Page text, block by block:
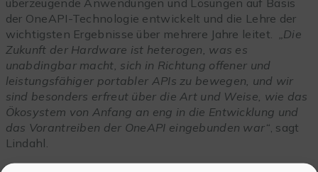
der OneAPI-Technologie entwickelt und die Lehre der
wichtigsten Ergebnisse über mehrere Jahre leitet.
„Die
Zukunft der Hardware ist heterogen, was es
unabdingbar macht, sich in Richtung offener und
leistungsfähiger portabler APIs zu bewegen, und wir
sind besonders erfreut über die Art und Weise, wie das
Ökosystem von Anfang an eng in die Entwicklung und
das Vorantreiben der OneAPI eingebunden war“ , sagt
Lindahl.
Die Ergebnisse und Best Practices in der